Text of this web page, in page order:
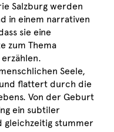
Salzburg werden
in einem narrativen
sie eine
zum Thema
Seele,
flattert durch die
Von der Geburt
ein subtiler
gleichzeitig stummer